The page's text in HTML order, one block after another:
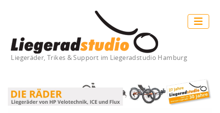
Liegeräder, Trikes & Support im Liegeradstudio Hamburg